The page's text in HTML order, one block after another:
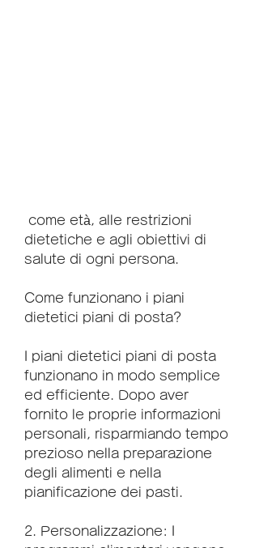
dietetiche e agli obiettivi di
salute di ogni persona.
Come funzionano i piani
dietetici piani di posta?
I piani dietetici piani di posta
funzionano in modo semplice
ed efficiente. Dopo aver
fornito le proprie informazioni
personali, risparmiando tempo
prezioso nella preparazione
degli alimenti e nella
pianificazione dei pasti.
2. Personalizzazione: I